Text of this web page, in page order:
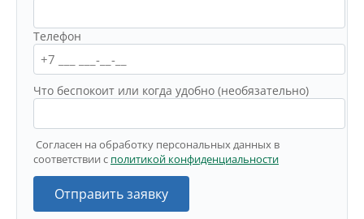
Телефон
Что беспокоит или когда удобно (необязательно)
Согласен на обработку персональных данных в
соответствии с политикой конфиденциальности
Отправить заявку